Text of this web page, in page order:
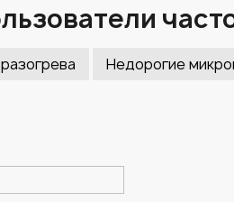
Недорогие